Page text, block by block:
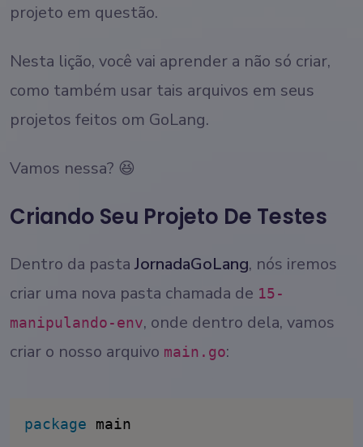
projeto em questão.
Nesta lição, você vai aprender a não só criar,
como também usar tais arquivos em seus
projetos feitos om GoLang.
Vamos nessa? 😆
Criando Seu Projeto De Testes
Dentro da pasta JornadaGoLang, nós iremos
criar uma nova pasta chamada de 15-
manipulando-env, onde dentro dela, vamos
criar o nosso arquivo main.go:
package main